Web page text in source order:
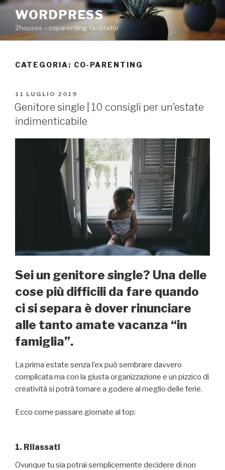
Salta
contenuto
WORDPRESS
2houses – coparenting facilitator
CATEGORIA: CO-PARENTING
PUBBLICATO
IL
11 LUGLIO 2019
Genitore single | 10 consigli per un’estate
indimenticabile
Sei un genitore single? Una delle
cose più difficili da fare quando
ci si separa è dover rinunciare
alle tanto amate vacanza “in
famiglia”.
La prima estate senza l’ex può sembrare davvero
complicata ma con la giusta organizzazione e un pizzico di
creatività si potrà tornare a godere al meglio delle ferie.
Ecco come passare giornate al top:
1. Rilassati
Ovunque tu sia potrai semplicemente decidere di non